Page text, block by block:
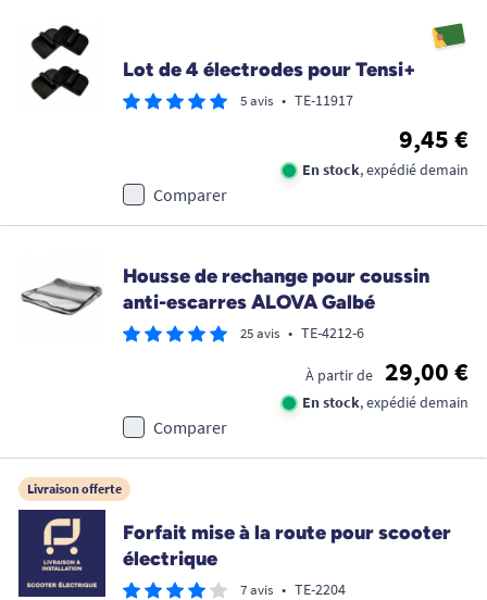
Lot de 4 électrodes pour Tensi+
5 avis • TE-11917
9,45 €
En stock, expédié demain
Comparer
Housse de rechange pour coussin
anti-escarres ALOVA Galbé
25 avis • TE-4212-6
À partir de 29,00 €
En stock, expédié demain
Comparer
Livraison offerte
Forfait mise à la route pour scooter
électrique
7 avis • TE-2204